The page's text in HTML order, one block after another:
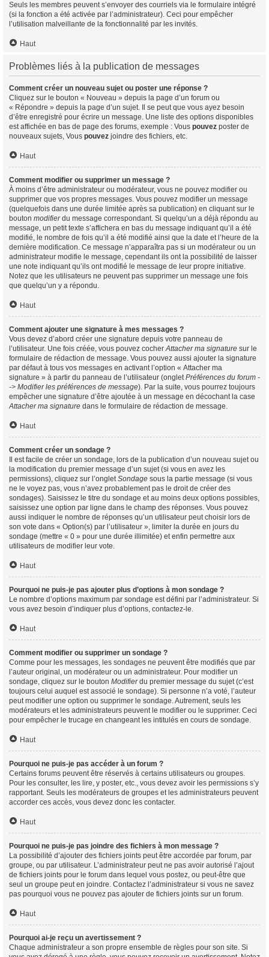
Seuls les membres peuvent s’envoyer des courriels via le formulaire intégré
(si la fonction a été activée par l’administrateur). Ceci pour empêcher
l’utilisation malveillante de la fonctionnalité par les invités.
Haut
Problèmes liés à la publication de messages
Comment créer un nouveau sujet ou poster une réponse ?
Cliquez sur le bouton « Nouveau » depuis la page d’un forum ou
« Répondre » depuis la page d’un sujet. Il se peut que vous ayez besoin
d’être enregistré pour écrire un message. Une liste des options disponibles
est affichée en bas de page des forums, exemple : Vous pouvez poster de
nouveaux sujets, Vous pouvez joindre des fichiers, etc.
Haut
Comment modifier ou supprimer un message ?
À moins d’être administrateur ou modérateur, vous ne pouvez modifier ou
supprimer que vos propres messages. Vous pouvez modifier un message
(quelquefois dans une durée limitée après sa publication) en cliquant sur le
bouton modifierdu message correspondant. Si quelqu’un a déjà répondu au
message, un petit texte s’affichera en bas du message indiquant qu’il a été
modifié, le nombre de fois qu’il a été modifié ainsi que la date et l’heure de la
dernière modification. Ce message n’apparaîtra pas si un modérateur ou un
administrateur modifie le message, cependant ils ont la possibilité de laisser
une note indiquant qu’ils ont modifié le message de leur propre initiative.
Notez que les utilisateurs ne peuvent pas supprimer un message une fois
que quelqu’un y a répondu.
Haut
Comment ajouter une signature à mes messages ?
Vous devez d’abord créer une signature depuis votre panneau de
l’utilisateur. Une fois créée, vous pouvez cocherAttacher ma signature sur le
formulaire de rédaction de message. Vous pouvez aussi ajouter la signature
par défaut à tous vos messages en activant l’option « Attacher ma
signature » à partir du panneau de l’utilisateur (ongletPréférences du forum -
-> Modifier les préférences de message). Par la suite, vous pourrez toujours
empêcher une signature d’être ajoutée à un message en décochant la case
Attacher ma signature dans le formulaire de rédaction de message.
Haut
Comment créer un sondage ?
Il est facile de créer un sondage, lors de la publication d’un nouveau sujet ou
la modification du premier message d’un sujet (si vous en avez les
permissions), cliquez sur l’ongletSondage sous la partie message (si vous
ne le voyez pas, vous n’avez probablement pas le droit de créer des
sondages). Saisissez le titre du sondage et au moins deux options possibles,
saisissez une option par ligne dans le champ des réponses. Vous pouvez
aussi indiquer le nombre de réponses qu’un utilisateur peut choisir lors de
son vote dans « Option(s) par l’utilisateur », limiter la durée en jours du
sondage (mettre « 0 » pour une durée illimitée) et enfin permettre aux
utilisateurs de modifier leur vote.
Haut
Pourquoi ne puis-je pas ajouter plus d’options à mon sondage ?
Le nombre d’options maximum par sondage est défini par l’administrateur. Si
vous avez besoin d’indiquer plus d’options, contactez-le.
Haut
Comment modifier ou supprimer un sondage ?
Comme pour les messages, les sondages ne peuvent être modifiés que par
l’auteur original, un modérateur ou un administrateur. Pour modifier un
sondage, cliquez sur le bouton Modifierdu premier message du sujet (c’est
toujours celui auquel est associé le sondage). Si personne n’a voté, l’auteur
peut modifier une option ou supprimer le sondage. Autrement, seuls les
modérateurs et les administrateurs peuvent le modifier ou le supprimer. Ceci
pour empêcher le trucage en changeant les intitulés en cours de sondage.
Haut
Pourquoi ne puis-je pas accéder à un forum ?
Certains forums peuvent être réservés à certains utilisateurs ou groupes.
Pour les consulter, les lire, y poster, etc., vous devez avoir les permissions s’y
rapportant. Seuls les modérateurs de groupes et les administrateurs peuvent
accorder ces accès, vous devez donc les contacter.
Haut
Pourquoi ne puis-je pas joindre des fichiers à mon message ?
La possibilité d’ajouter des fichiers joints peut être accordée par forum, par
groupe, ou par utilisateur. L’administrateur peut ne pas avoir autorisé l’ajout
de fichiers joints pour le forum dans lequel vous postez, ou peut-être que
seul un groupe peut en joindre. Contactez l’administrateur si vous ne savez
pas pourquoi vous ne pouvez pas ajouter de fichiers joints sur un forum.
Haut
Pourquoi ai-je reçu un avertissement ?
Chaque administrateur a son propre ensemble de règles pour son site. Si